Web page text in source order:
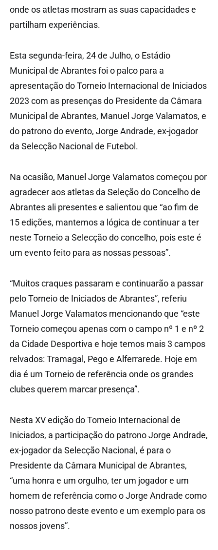
onde os atletas mostram as suas capacidades e
partilham experiências.
Esta segunda-feira, 24 de Julho, o Estádio
Municipal de Abrantes foi o palco para a
apresentação do Torneio Internacional de Iniciados
2023 com as presenças do Presidente da Câmara
Municipal de Abrantes, Manuel Jorge Valamatos, e
do patrono do evento, Jorge Andrade, ex-jogador
da Selecção Nacional de Futebol.
Na ocasião, Manuel Jorge Valamatos começou por
agradecer aos atletas da Seleção do Concelho de
Abrantes ali presentes e salientou que “ao fim de
15 edições, mantemos a lógica de continuar a ter
neste Torneio a Selecção do concelho, pois este é
um evento feito para as nossas pessoas”.
“Muitos craques passaram e continuarão a passar
pelo Torneio de Iniciados de Abrantes”, referiu
Manuel Jorge Valamatos mencionando que “este
Torneio começou apenas com o campo nº 1 e nº 2
da Cidade Desportiva e hoje temos mais 3 campos
relvados: Tramagal, Pego e Alferrarede. Hoje em
dia é um Torneio de referência onde os grandes
clubes querem marcar presença”.
Nesta XV edição do Torneio Internacional de
Iniciados, a participação do patrono Jorge Andrade,
ex-jogador da Selecção Nacional, é para o
Presidente da Câmara Municipal de Abrantes,
“uma honra e um orgulho, ter um jogador e um
homem de referência como o Jorge Andrade como
nosso patrono deste evento e um exemplo para os
nossos jovens”.